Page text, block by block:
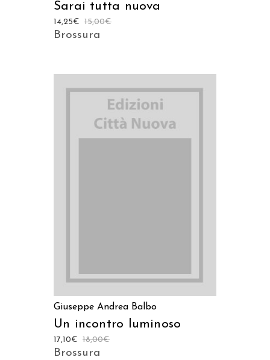
Sarai tutta nuova
15,00€
14,25€
Brossura
Giuseppe Andrea Balbo
Un incontro luminoso
18,00€
17,10€
Brossura